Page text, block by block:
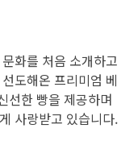
화를 처음 소개하고
도해온 프리미엄 베
선한 빵을 제공하며
사랑받고 있습니다.